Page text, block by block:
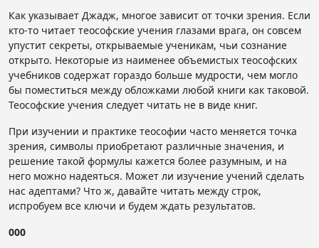
Как указывает Джадж, многое зависит от точки зрения. Если
кто-то читает теософские учения глазами врага, он совсем
упустит секреты, открываемые ученикам, чьи сознание
открыто. Некоторые из наименее объемистых теософских
учебников содержат гораздо больше мудрости, чем могло
бы поместиться между обложками любой книги как таковой.
Теософские учения следует читать не в виде книг.
При изучении и практике теософии часто меняется точка
зрения, символы приобретают различные значения, и
решение такой формулы кажется более разумным, и на
него можно надеяться. Может ли изучение учений сделать
нас адептами? Что ж, давайте читать между строк,
испробуем все ключи и будем ждать результатов.
000